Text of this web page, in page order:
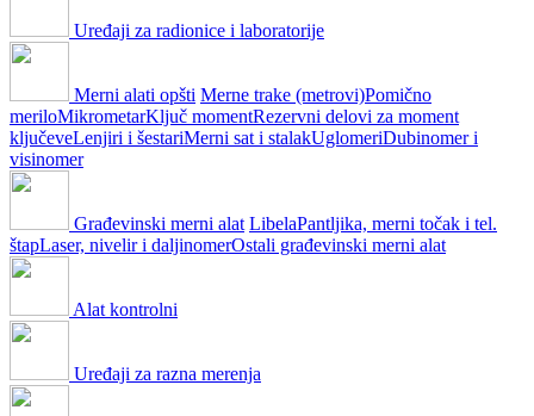
Uređaji za radionice i laboratorije
Merni alati opšti Merne trake (metrovi)Pomično
meriloMikrometarKljuč momentRezervni delovi za moment
ključeveLenjiri i šestariMerni sat i stalakUglomeriDubinomer i
visinomer
Građevinski merni alat LibelaPantljika, merni točak i tel.
štapLaser, nivelir i daljinomerOstali građevinski merni alat
Alat kontrolni
Uređaji za razna merenja